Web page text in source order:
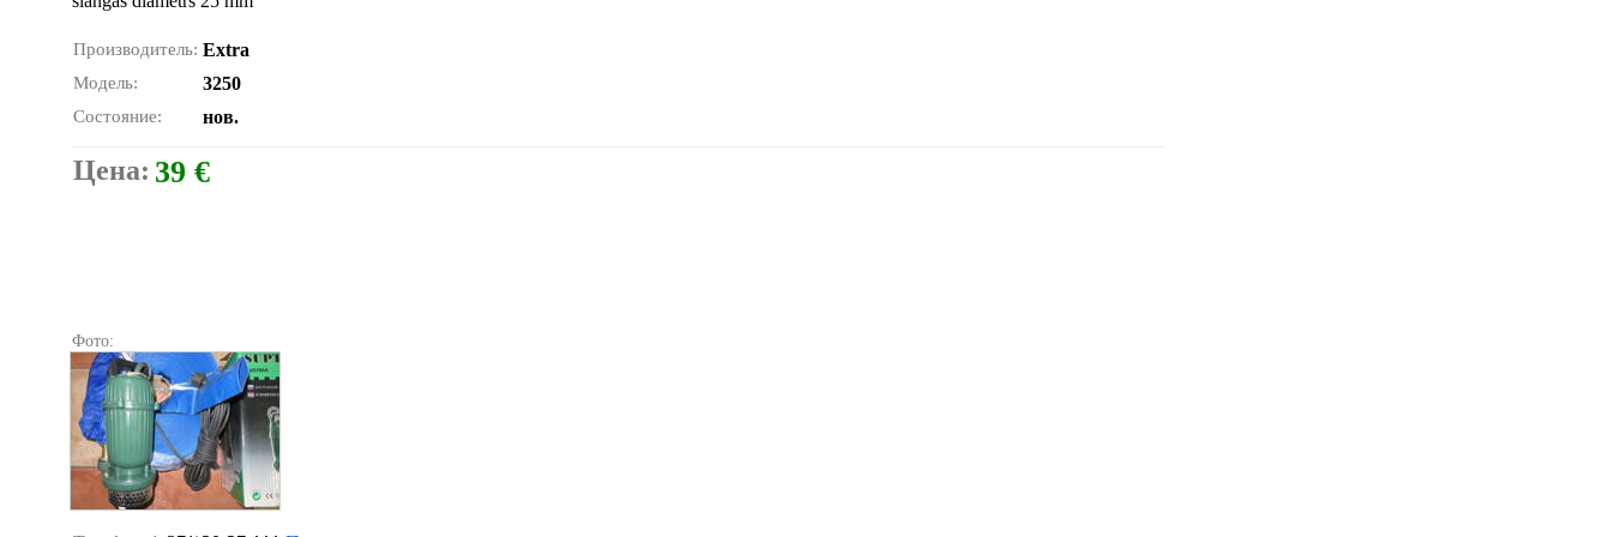
Производитель: Extra
Модель: 3250
Состояние: нов.
Цена: 39 €
Фото: